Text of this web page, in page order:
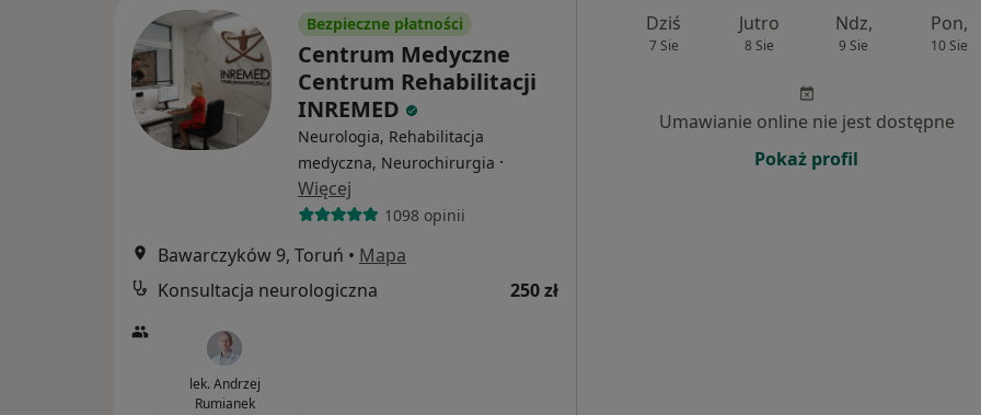
Bezpieczne płatności
Centrum Medyczne
Centrum Rehabilitacji
INREMED
Neurologia, Rehabilitacja
medyczna, Neurochirurgia ·
Więcej
1098 opinii
Bawarczyków 9, Toruń • Mapa
Konsultacja neurologiczna
250 zł
lek. Andrzej
Rumianek
Dziś
7 Sie
Jutro
8 Sie
Ndz,
9 Sie
Pon,
10 Sie
Umawianie online nie jest dostępne
Pokaż profil